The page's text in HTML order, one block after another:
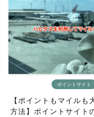
ポイントサイト
【ポイントもマイルも
方法】ポイントサイト